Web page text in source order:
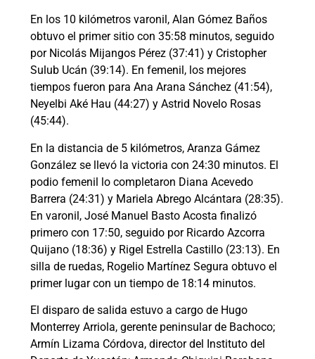
En los 10 kilómetros varonil, Alan Gómez Baños
obtuvo el primer sitio con 35:58 minutos, seguido
por Nicolás Mijangos Pérez (37:41) y Cristopher
Sulub Ucán (39:14). En femenil, los mejores
tiempos fueron para Ana Arana Sánchez (41:54),
Neyelbi Aké Hau (44:27) y Astrid Novelo Rosas
(45:44).
En la distancia de 5 kilómetros, Aranza Gámez
González se llevó la victoria con 24:30 minutos. El
podio femenil lo completaron Diana Acevedo
Barrera (24:31) y Mariela Abrego Alcántara (28:35).
En varonil, José Manuel Basto Acosta finalizó
primero con 17:50, seguido por Ricardo Azcorra
Quijano (18:36) y Rigel Estrella Castillo (23:13). En
silla de ruedas, Rogelio Martínez Segura obtuvo el
primer lugar con un tiempo de 18:14 minutos.
El disparo de salida estuvo a cargo de Hugo
Monterrey Arriola, gerente peninsular de Bachoco;
Armín Lizama Córdova, director del Instituto del